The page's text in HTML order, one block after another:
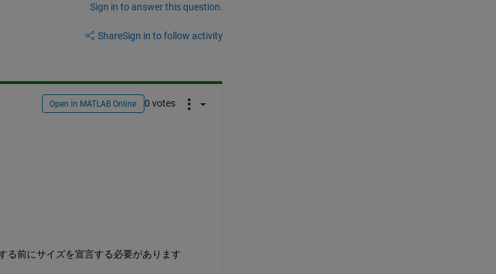
Sign in to answer this question.
ShareSign in to follow activity
Open in MATLAB Online 0 votes
る前にサイズを宣言する必要があります